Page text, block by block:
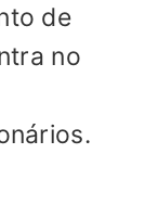
de
no